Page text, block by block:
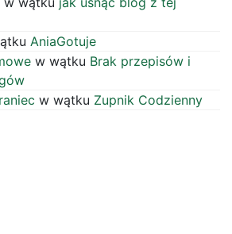
AniaGotuje
w wątku Brak przepisów i
w wątku Zupnik Codzienny